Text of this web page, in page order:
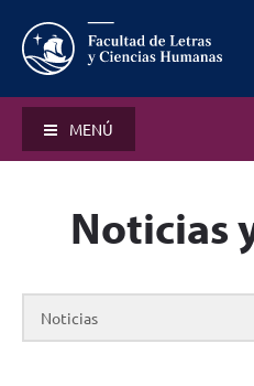
MENÚ
Noticias
Noticias